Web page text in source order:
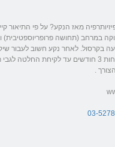
מאז הנקע? על פי התיאור
במרחב (תחושה פרופריוספטיבית)
בקרסול. לאחר נקע חשוב לעבור
הקרסול של לפחות 3 חודשים עד לקיחת החלטה
03-